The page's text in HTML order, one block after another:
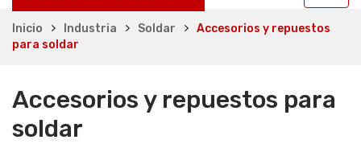
Inicio Industria Soldar
Accesorios y repuestos
para soldar
Accesorios y repuestos para
soldar